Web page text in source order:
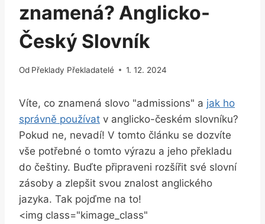
znamená? Anglicko-
Český Slovník
Od Překlady Překladatelé 1. 12. 2024
Víte, co znamená slovo "admissions" a jak ho
správně používat v anglicko-českém slovníku?
Pokud ne, nevadí! V tomto článku se dozvíte
vše potřebné o tomto výrazu a jeho překladu
do češtiny. Buďte připraveni rozšířit své slovní
zásoby a zlepšit svou znalost anglického
jazyka. Tak pojďme na to!
<img class="kimage_class"